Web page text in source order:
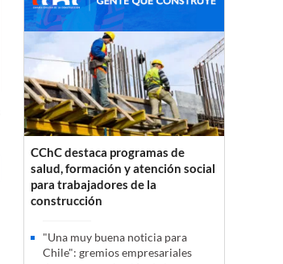
CChC destaca programas de
salud, formación y atención social
para trabajadores de la
construcción
"Una muy buena noticia para
Chile": gremios empresariales